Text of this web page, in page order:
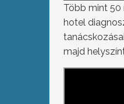
Több mint
hotel
majd